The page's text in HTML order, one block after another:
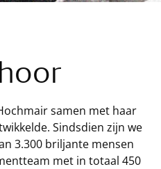
samen met haar
Sindsdien zijn we
3.300 briljante mensen
met in totaal 450